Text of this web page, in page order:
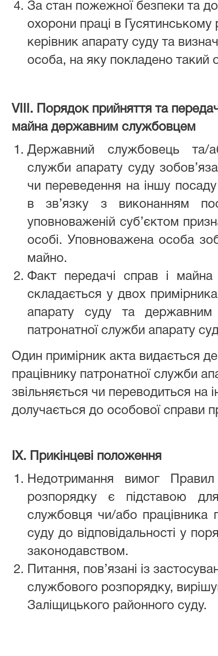
За стан пожежної безпеки та
охорони праці в Гусятинському
керівник апарату суду та
особа, на яку покладено такий
VIІI. Порядок прийняття та
майна державним службовцем
Державний службовець та/
служби апарату суду
чи переведення на іншу
в зв’язку з виконанням
уповноваженій суб’єктом
особі. Уповноважена особа
майно.
Факт передачі справ і майна
складається у двох
апарату суду та державним
патронатної служби апарату
Один примірник акта видається
працівнику патронатної служби
звільняється чи переводиться на
долучається до особової справи
ІХ. Прикінцеві положення
Недотримання вимог Правил
розпорядку є підставою
службовця чи/або працівника
суду до відповідальності у
законодавством.
Питання, пов’язані із
службового розпорядку,
Заліщицького районного суду.